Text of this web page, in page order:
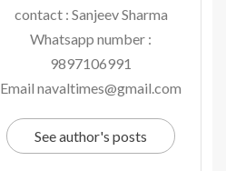
contact : Sanjeev Sharma
Whatsapp number :
9897106991
Email navaltimes@gmail.com
See author's posts